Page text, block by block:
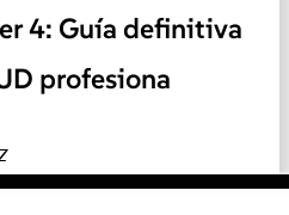
4: Guía definitiva
profesiona